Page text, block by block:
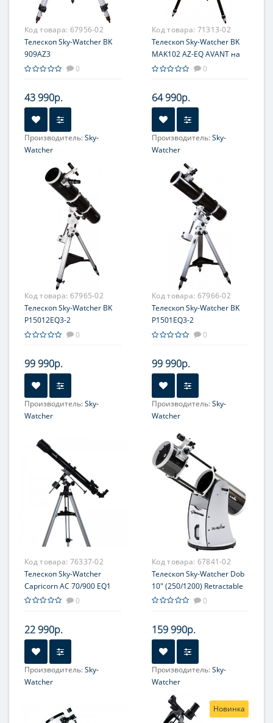
152
Код товара: 67956-02
Телескоп Sky-Watcher BK
909AZ3
0
43 990р.
Производитель:Sky-
Watcher
Увеличение, крат:
Диаметр главного зеркала
(апертура), мм:
Фокусное расстояние, мм:
Максимальное полезное
увеличение, крат:
Код товара: 71313-02
Телескоп Sky-Watcher BK
MAK102 AZ-EQ AVANT на
треноге Star Adventurer
0
64 990р.
Производитель:Sky-
Watcher
Увеличение, крат:
Диаметр главного зеркала
(апертура), мм:
Фокусное расстояние, мм:
Максимальное полезное
увеличение, крат:
Код товара: 67965-02
Телескоп Sky-Watcher BK
P15012EQ3-2
0
99 990р.
Производитель:Sky-
Watcher
Диаметр главного зеркала
(апертура), мм:
Фокусное расстояние, мм:
Максимальное полезное
увеличение, крат:
Код товара: 67966-02
Телескоп Sky-Watcher BK
P1501EQ3-2
0
99 990р.
Производитель:Sky-
Watcher
Диаметр главного зеркала
(апертура), мм:
150 (6'')
Фокусное расстояние, мм:
Максимальное полезное
увеличение, крат:
Код товара: 76337-02
Телескоп Sky-Watcher
Capricorn AC 70/900 EQ1
0
22 990р.
Производитель:Sky-
Watcher
Диаметр главного зеркала
Код товара: 67841-02
Телескоп Sky-Watcher Dob
10" (250/1200) Retractable
0
159 990р.
Производитель:Sky-
Watcher
Увеличение, крат:
Диаметр главного зеркала
Новинка